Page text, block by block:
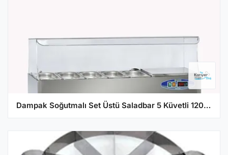
Dampak Soğutmalı Set Üstü Saladbar 5 Küvetli 120x35x40 cm 22SBS05-12